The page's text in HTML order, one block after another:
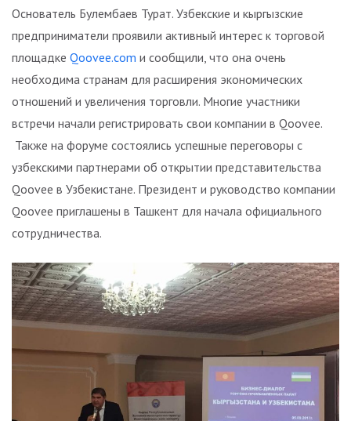
Основатель Булембаев Турат. Узбекские и кыргызские
предприниматели проявили активный интерес к торговой
площадке Qoovee.com и сообщили, что она очень
необходима странам для расширения экономических
отношений и увеличения торговли. Многие участники
встречи начали регистрировать свои компании в Qoovee.
Также на форуме состоялись успешные переговоры с
узбекскими партнерами об открытии представительства
Qoovee в Узбекистане. Президент и руководство компании
Qoovee приглашены в Ташкент для начала официального
сотрудничества.